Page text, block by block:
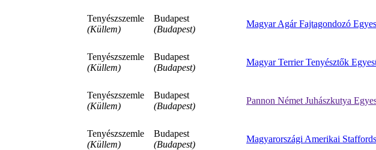
Tenyészszemle
(Küllem)
Budapest
(Budapest)
Magyar Agár Fajtagondozó
Tenyészszemle
(Küllem)
Budapest
(Budapest)
Magyar Terrier Tenyésztők
Tenyészszemle
(Küllem)
Budapest
(Budapest)
Pannon Német Juhászkutya
Tenyészszemle
(Küllem)
Budapest
(Budapest)
Magyarországi Amerikai